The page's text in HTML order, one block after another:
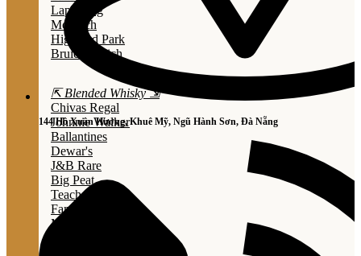
144 Hồ Xuân Hương, Khuê Mỹ, Ngũ Hành Sơn, Đà Nẵng
Laphroaig
Mortlach
Highland Park
Bruichladdich
⇱ Blended Whisky ⇲
Chivas Regal
Johnnie Walker
Ballantines
Dewar's
J&B Rare
Big Peat
Teacher's
Famous Grouse
Monkey Shouder